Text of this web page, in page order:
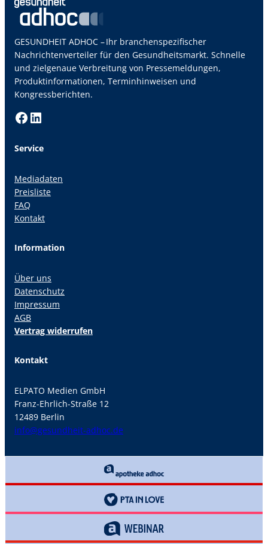
GESUNDHEIT ADHOC – Ihr branchenspezifischer
Nachrichtenverteiler für den Gesundheitsmarkt. Schnelle
und zielgenaue Verbreitung von Pressemeldungen,
Produktinformationen, Terminhinweisen und
Kongressberichten.
Facebook LinkedIn
Service
Mediadaten
Preisliste
FAQ
Kontakt
Information
Über uns
Datenschutz
Impressum
AGB
Vertrag widerrufen
Kontakt
ELPATO Medien GmbH
Franz-Ehrlich-Straße 12
12489 Berlin
info@gesundheit-adhoc.de